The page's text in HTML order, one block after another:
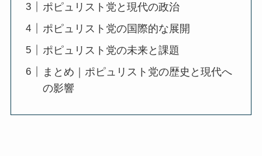
ポピュリスト党と現代の政治
ポピュリスト党の国際的な展開
ポピュリスト党の未来と課題
まとめ｜ポピュリスト党の歴史と現代へ
の影響